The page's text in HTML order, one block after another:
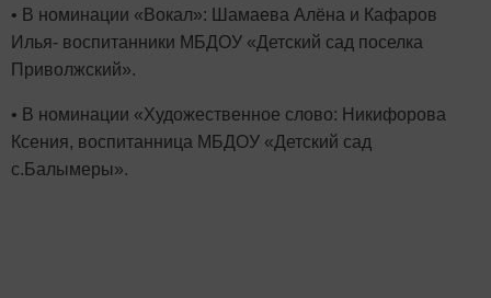
• В номинации «Вокал»: Шамаева Алёна и Кафаров
Илья- воспитанники МБДОУ «Детский сад поселка
Приволжский».
• В номинации «Художественное слово: Никифорова
Ксения, воспитанница МБДОУ «Детский сад
с.Балымеры».